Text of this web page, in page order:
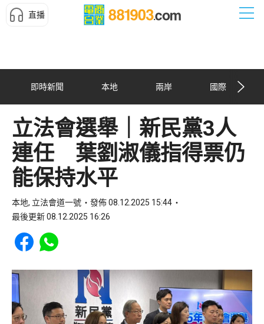
直播
即時新聞 本地 兩岸 國際
立法會選舉｜新民黨3人
連任 葉劉淑儀指得票仍
能保持水平
本地, 立法會道一號
發佈 08.12.2025 15:44
最後更新 08.12.2025 16:26
Share to Facebook
Share to WhatsApp